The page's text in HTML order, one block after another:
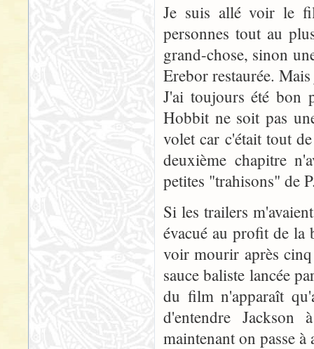
Je suis allé voir le
personnes tout au
grand-chose, sinon
Erebor restaurée.
J'ai toujours été bon
Hobbit ne soit pas
volet car c'était tout
deuxième chapitre
petites "trahisons" de
Si les trailers
évacué au profit de la
voir mourir après
sauce baliste lancée
du film n'apparaît
d'entendre
maintenant on passe à